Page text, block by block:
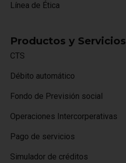
Línea de Ética
Productos y Servicios
CTS
Débito automático
Fondo de Previsión social
Operaciones Intercorperativas
Pago de servicios
Simulador de créditos